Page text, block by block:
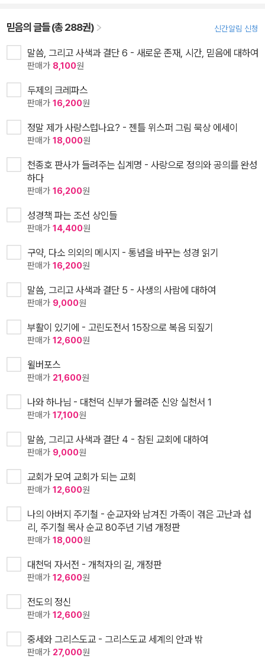
믿음의 글들 (총 288권) 신간알림 신청
말씀, 그리고 사색과 결단 6 - 새로운 존재, 시간, 믿음에 대하여
판매가 8,100원
두제의 크레파스
판매가 16,200원
정말 제가 사랑스럽나요? - 젠틀 위스퍼 그림 묵상 에세이
판매가 18,000원
천종호 판사가 들려주는 십계명 - 사랑으로 정의와 공의를 완성
하다
판매가 16,200원
성경책 파는 조선 상인들
판매가 14,400원
구약, 다소 의외의 메시지 - 통념을 바꾸는 성경 읽기
판매가 16,200원
말씀, 그리고 사색과 결단 5 - 사생의 사람에 대하여
판매가 9,000원
부활이 있기에 - 고린도전서 15장으로 복음 되짚기
판매가 12,600원
윌버포스
판매가 21,600원
나와 하나님 - 대천덕 신부가 물려준 신앙 실천서 1
판매가 17,100원
말씀, 그리고 사색과 결단 4 - 참된 교회에 대하여
판매가 9,000원
교회가 모여 교회가 되는 교회
판매가 12,600원
나의 아버지 주기철 - 순교자와 남겨진 가족이 겪은 고난과 섭
리, 주기철 목사 순교 80주년 기념 개정판
판매가 18,000원
대천덕 자서전 - 개척자의 길, 개정판
판매가 12,600원
전도의 정신
판매가 12,600원
중세와 그리스도교 - 그리스도교 세계의 안과 밖
판매가 27,000원